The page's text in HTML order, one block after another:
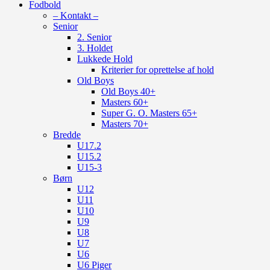
Fodbold
– Kontakt –
Senior
2. Senior
3. Holdet
Lukkede Hold
Kriterier for oprettelse af hold
Old Boys
Old Boys 40+
Masters 60+
Super G. O. Masters 65+
Masters 70+
Bredde
U17.2
U15.2
U15-3
Børn
U12
U11
U10
U9
U8
U7
U6
U6 Piger